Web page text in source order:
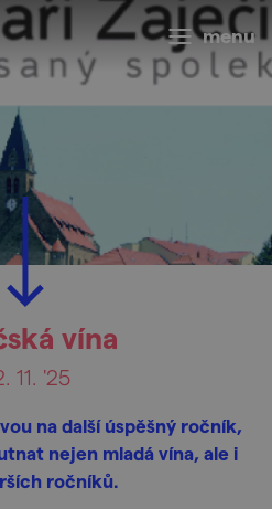
menu
vína
11. '25
na další úspěšný ročník,
nejen mladá vína, ale i
ročníků.